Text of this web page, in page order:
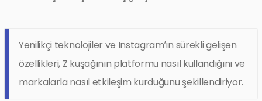
Yenilikçi teknolojiler ve Instagram’ın sürekli gelişen
özellikleri, Z kuşağının platformu nasıl kullandığını ve
markalarla nasıl etkileşim kurduğunu şekillendiriyor.